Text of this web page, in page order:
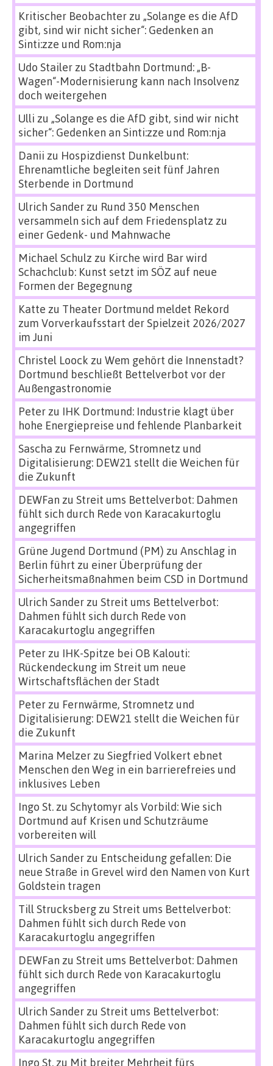
Kritischer Beobachterzu „Solange es die AfD
gibt, sind wir nicht sicher“: Gedenken an
Sinti:zze und Rom:nja
Udo Stailerzu Stadtbahn Dortmund: „B-
Wagen“-Modernisierung kann nach Insolvenz
doch weitergehen
Ulli zu „Solange es die AfD gibt, sind wir nicht
sicher“: Gedenken an Sinti:zze und Rom:nja
Danii zu Hospizdienst Dunkelbunt:
Ehrenamtliche begleiten seit fünf Jahren
Sterbende in Dortmund
Ulrich Sanderzu Rund 350 Menschen
versammeln sich auf dem Friedensplatz zu
einer Gedenk- und Mahnwache
Michael Schulz zu Kirche wird Bar wird
Schachclub: Kunst setzt im SÖZ auf neue
Formen der Begegnung
Katte zu Theater Dortmund meldet Rekord
zum Vorverkaufsstart der Spielzeit 2026/2027
im Juni
Christel Loock zu Wem gehört die Innenstadt?
Dortmund beschließt Bettelverbot vor der
Außengastronomie
Peterzu IHK Dortmund: Industrie klagt über
hohe Energiepreise und fehlende Planbarkeit
Sascha zu Fernwärme, Stromnetz und
Digitalisierung: DEW21 stellt die Weichen für
die Zukunft
DEWFan zu Streit ums Bettelverbot: Dahmen
fühlt sich durch Rede von Karacakurtoglu
angegriffen
Grüne Jugend Dortmund (PM) zu Anschlag in
Berlin führt zu einer Überprüfung der
Sicherheitsmaßnahmen beim CSD in Dortmund
Ulrich Sanderzu Streit ums Bettelverbot:
Dahmen fühlt sich durch Rede von
Karacakurtoglu angegriffen
Peterzu IHK-Spitze bei OB Kalouti:
Rückendeckung im Streit um neue
Wirtschaftsflächen der Stadt
Peterzu Fernwärme, Stromnetz und
Digitalisierung: DEW21 stellt die Weichen für
die Zukunft
Marina Melzerzu Siegfried Volkert ebnet
Menschen den Weg in ein barrierefreies und
inklusives Leben
Ingo St.zu Schytomyr als Vorbild: Wie sich
Dortmund auf Krisen und Schutzräume
vorbereiten will
Ulrich Sanderzu Entscheidung gefallen: Die
neue Straße in Grevel wird den Namen von Kurt
Goldstein tragen
Till Strucksbergzu Streit ums Bettelverbot:
Dahmen fühlt sich durch Rede von
Karacakurtoglu angegriffen
DEWFan zu Streit ums Bettelverbot: Dahmen
fühlt sich durch Rede von Karacakurtoglu
angegriffen
Ulrich Sanderzu Streit ums Bettelverbot:
Dahmen fühlt sich durch Rede von
Karacakurtoglu angegriffen
Ingo St.zu Mit breiter Mehrheit fürs